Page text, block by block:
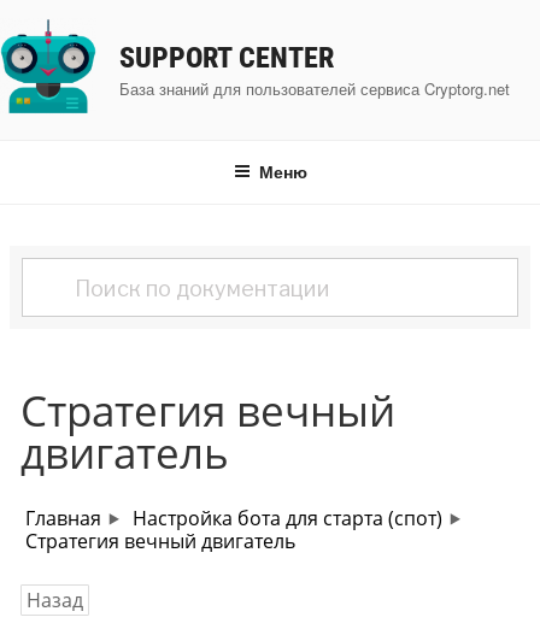
к
содержимому
SUPPORT CENTER
База знаний для пользователей сервиса Cryptorg.net
Меню
Стратегия вечный
двигатель
Главная
Настройка бота для старта (спот)
Стратегия вечный двигатель
Назад